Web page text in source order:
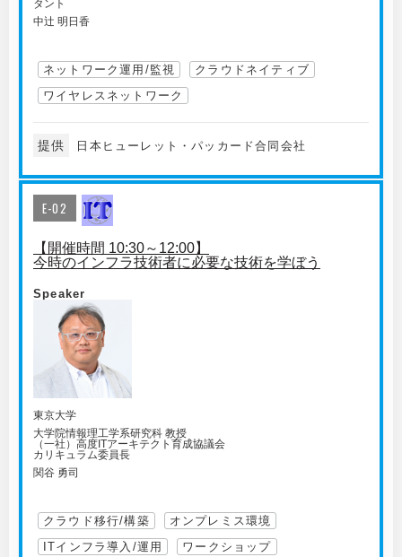
タント
中辻 明日香
ネットワーク運用/監視
クラウドネイティブ
ワイヤレスネットワーク
提供 日本ヒューレット・パッカード合同会社
E-02
【開催時間 10:30～12:00】
今時のインフラ技術者に必要な技術を学ぼう
Speaker
東京大学
大学院情報理工学系研究科 教授
（一社）高度ITアーキテクト育成協議会
カリキュラム委員長
関谷 勇司
クラウド移行/構築
オンプレミス環境
ITインフラ導入/運用
ワークショップ